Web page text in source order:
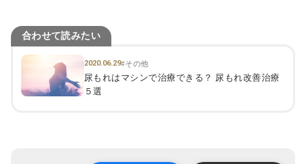
合わせて読みたい
2020.06.29#その他
尿もれはマシンで治療できる？ 尿もれ改善治療
５選